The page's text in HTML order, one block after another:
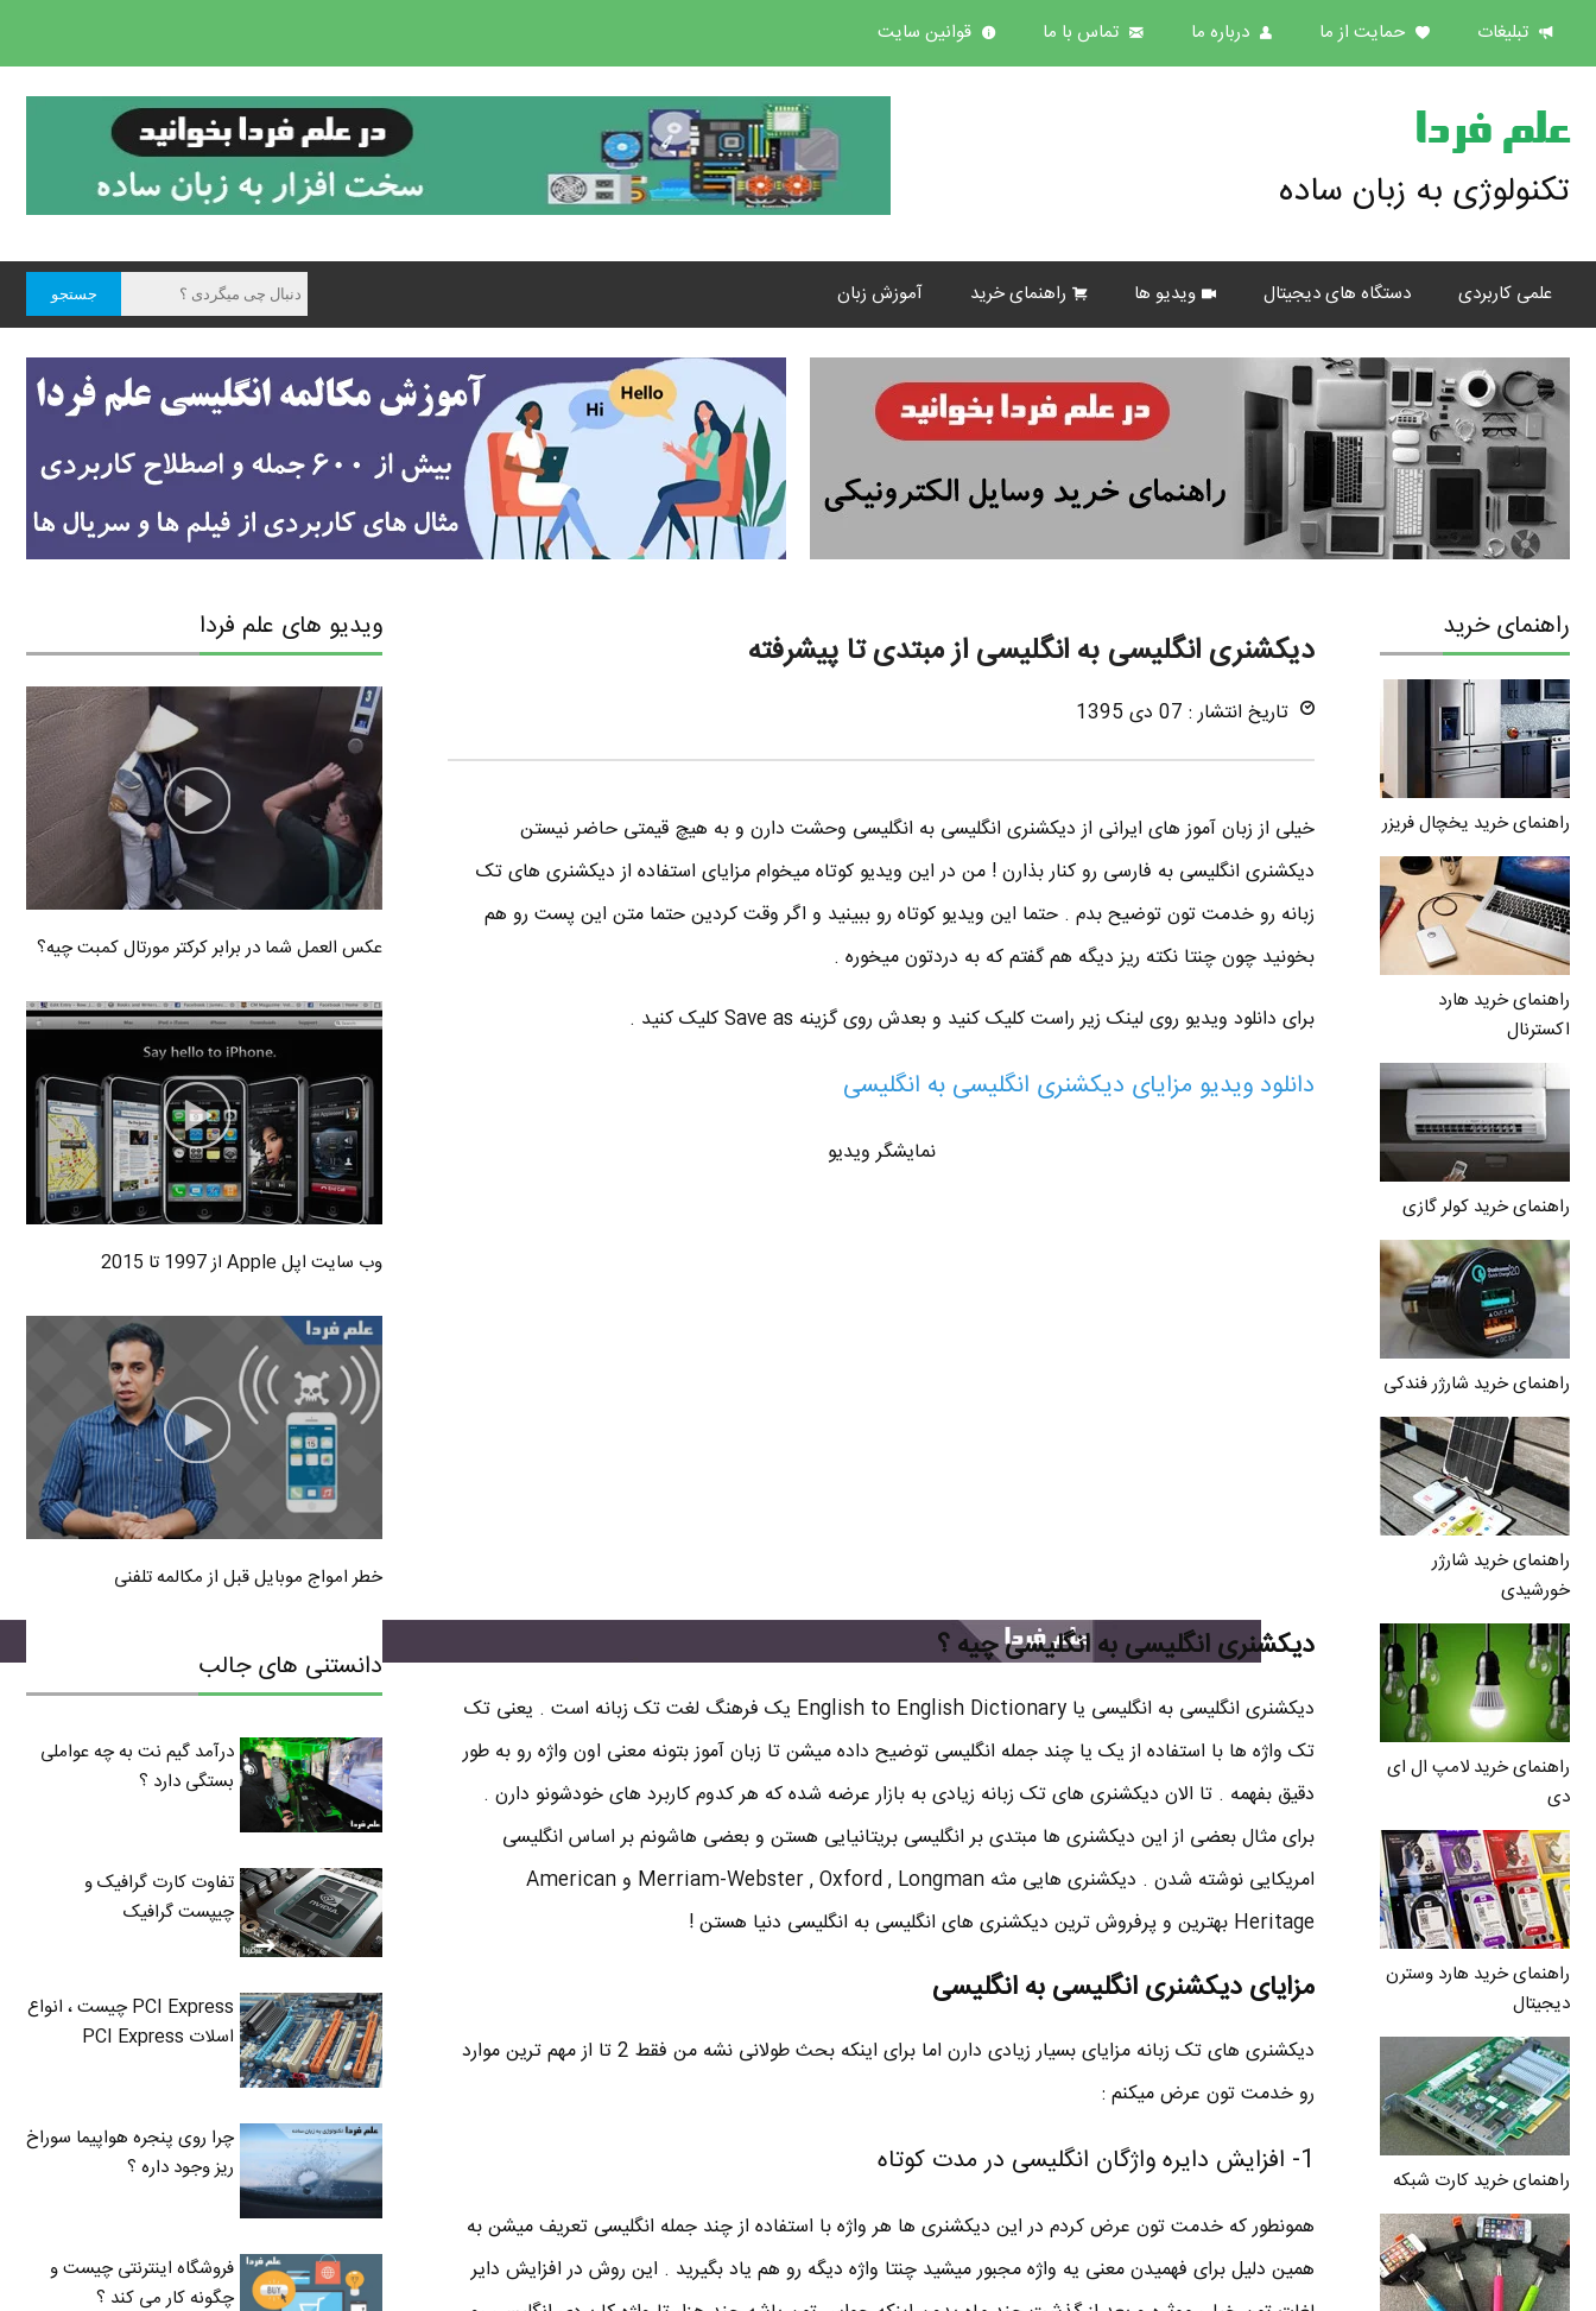
تبلیغات حمایت از ما درباره ما تماس با ما قوانین سایت
علم فردا
تکنولوژی به زبان ساده
علمی کاربردی دستگاه های دیجیتال ویدیو ها راهنمای خرید آموزش زبان
راهنمای خرید
راهنمای خرید یخچال فریزر
راهنمای خرید هارد
اکسترنال
راهنمای خرید کولر گازی
راهنمای خرید شارژر فندکی
راهنمای خرید شارژر
خورشیدی
راهنمای خرید لامپ ال ای
دی
راهنمای خرید هارد وسترن
دیجیتال
راهنمای خرید کارت شبکه
دیکشنری انگلیسی به انگلیسی از مبتدی تا پیشرفته
تاریخ انتشار : 07 دی 1395
خیلی از زبان آموز های ایرانی از دیکشنری انگلیسی به انگلیسی وحشت دارن و به هیچ قیمتی حاضر نیستن
دیکشنری انگلیسی به فارسی رو کنار بذارن ! من در این ویدیو کوتاه میخوام مزایای استفاده از دیکشنری های تک
زبانه رو خدمت تون توضیح بدم . حتما این ویدیو کوتاه رو ببینید و اگر وقت کردین حتما متن این پست رو هم
بخونید چون چنتا نکته ریز دیگه هم گفتم که به دردتون میخوره .
برای دانلود ویدیو روی لینک زیر راست کلیک کنید و بعدش روی گزینه Save as کلیک کنید .
دانلود ویدیو مزایای دیکشنری انگلیسی به انگلیسی
نمایشگر ویدیو
دیکشنری انگلیسی به انگلیسی چیه ؟
دیکشنری انگلیسی به انگلیسی یا English to English Dictionary یک فرهنگ لغت تک زبانه است . یعنی تک
تک واژه ها با استفاده از یک یا چند جمله انگلیسی توضیح داده میشن تا زبان آموز بتونه معنی اون واژه رو به طور
دقیق بفهمه . تا الان دیکشنری های تک زبانه زیادی به بازار عرضه شده که هر کدوم کاربرد های خودشونو دارن .
برای مثال بعضی از این دیکشنری ها مبتدی بر انگلیسی بریتانیایی هستن و بعضی هاشونم بر اساس انگلیسی
امریکایی نوشته شدن . دیکشنری هایی مثه Merriam-Webster , Oxford , Longman و American
Heritage بهترین و پرفروش ترین دیکشنری های انگلیسی به انگلیسی دنیا هستن !
مزایای دیکشنری انگلیسی به انگلیسی
دیکشنری های تک زبانه مزایای بسیار زیادی دارن اما برای اینکه بحث طولانی نشه من فقط 2 تا از مهم ترین موارد
رو خدمت تون عرض میکنم :
1- افزایش دایره واژگان انگلیسی در مدت کوتاه
همونطور که خدمت تون عرض کردم در این دیکشنری ها هر واژه با استفاده از چند جمله انگلیسی تعریف میشن به
همین دلیل برای فهمیدن معنی یه واژه مجبور میشید چنتا واژه دیگه رو هم یاد بگیرید . این روش در افزایش دایر
ویدیو های علم فردا
عکس العمل شما در برابر کرکتر مورتال کمبت چیه؟
وب سایت اپل Apple از 1997 تا 2015
خطر امواج موبایل قبل از مکالمه تلفنی
دانستنی های جالب
درآمد گیم نت به چه عواملی
بستگی دارد ؟
تفاوت کارت گرافیک و
چیپست گرافیک
PCI Express چیست ، انواع
اسلات PCI Express
چرا روی پنجره هواپیما سوراخ
ریز وجود داره ؟
فروشگاه اینترنتی چیست و
چگونه کار می کند ؟